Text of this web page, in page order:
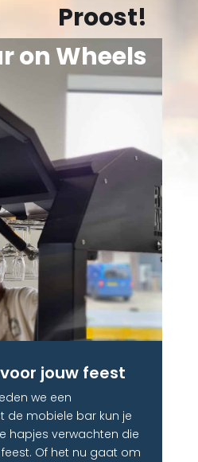
Proost!
on Wheels
jouw feest
we een
de mobiele bar kun je
hapjes verwachten die
Of het nu gaat om